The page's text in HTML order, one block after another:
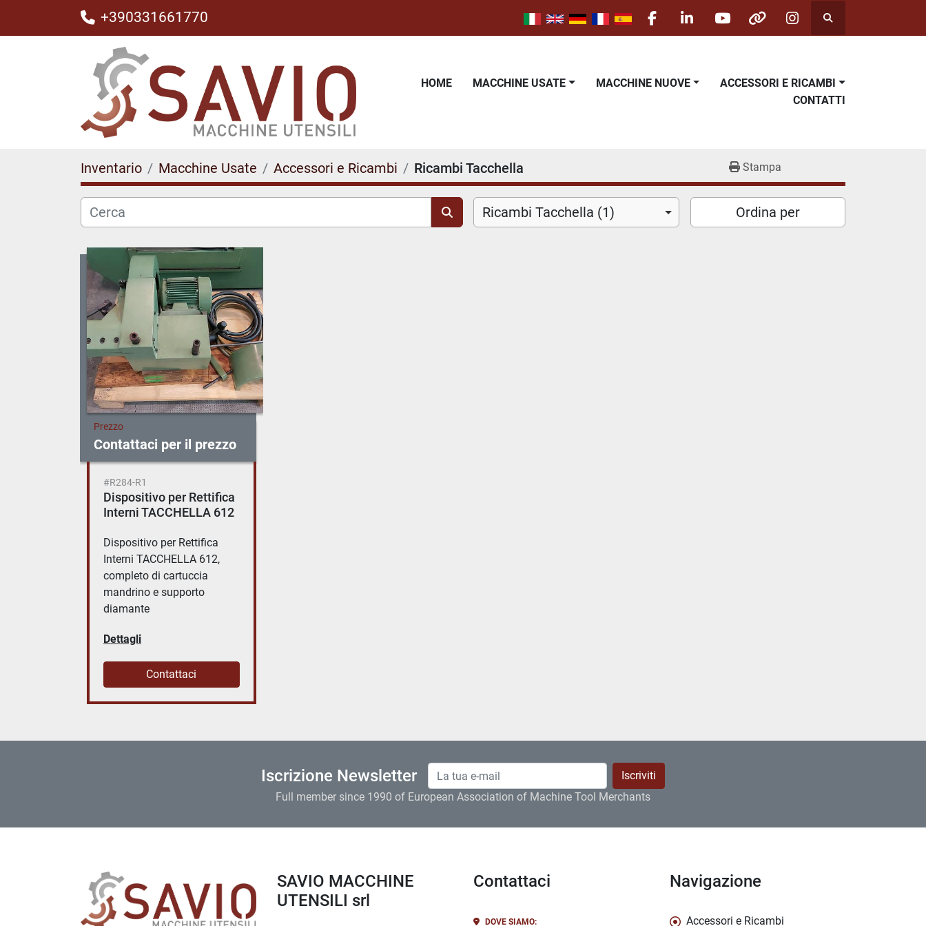
+390331661770
facebooklinkedinyoutubeotherinstagram
Cerca
HOME MACCHINE USATE MACCHINE NUOVE
ACCESSORI E RICAMBI
CONTATTI
Inventario Macchine Usate Accessori e Ricambi Ricambi Tacchella Stampa
Ricambi Tacchella (1) Ordina per
Prezzo
Contattaci per il prezzo
#R284-R1
Dispositivo per Rettifica
Interni TACCHELLA 612
Dispositivo per Rettifica
Interni TACCHELLA 612,
completo di cartuccia
mandrino e supporto
diamante
Dettagli
Contattaci
Iscrizione Newsletter
Iscriviti
Full member since 1990 of European Association of Machine Tool Merchants
SAVIO MACCHINE
UTENSILI srl
Contattaci
DOVE SIAMO:
Navigazione
Accessori e Ricambi